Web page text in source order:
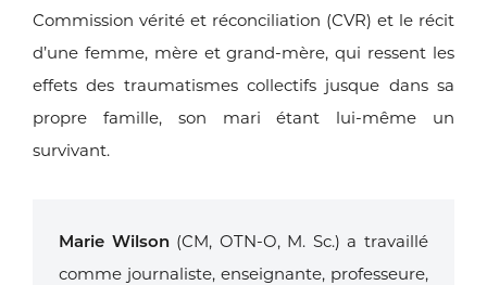
Commission vérité et réconciliation (CVR) et le récit
d’une femme, mère et grand-mère, qui ressent les
effetsdes traumatismes collectifs jusque dans sa
propre famille, son mari étant lui-même un
survivant.
Marie Wilson(CM, OTN-O, M. Sc.) a travaillé
comme journaliste, enseignante, professeure,